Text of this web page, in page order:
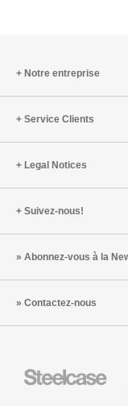
Notre entreprise
Service Clients
Legal Notices
Suivez-nous!
Abonnez-vous à la
Contactez-nous